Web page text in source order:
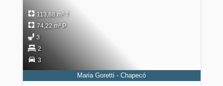
113,88 m² T
74,22 m² P
3
2
3
Maria Goretti - Chapecó